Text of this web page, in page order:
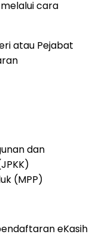
cara
atau Pejabat
dan
(MPP)
eKasih